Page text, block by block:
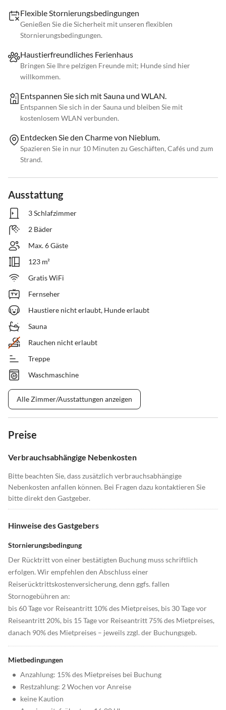
Flexible Stornierungsbedingungen
Genießen Sie die Sicherheit mit unseren flexiblen
Stornierungsbedingungen.
Haustierfreundliches Ferienhaus
Bringen Sie Ihre pelzigen Freunde mit; Hunde sind hier
willkommen.
Entspannen Sie sich mit Sauna und WLAN.
Entspannen Sie sich in der Sauna und bleiben Sie mit
kostenlosem WLAN verbunden.
Entdecken Sie den Charme von Nieblum.
Spazieren Sie in nur 10 Minuten zu Geschäften, Cafés und zum
Strand.
Ausstattung
3 Schlafzimmer
2 Bäder
Max. 6 Gäste
123 m²
Gratis WiFi
Fernseher
Haustiere nicht erlaubt, Hunde erlaubt
Sauna
Rauchen nicht erlaubt
Treppe
Waschmaschine
Alle Zimmer/Ausstattungen anzeigen
Preise
Verbrauchsabhängige Nebenkosten
Bitte beachten Sie, dass zusätzlich verbrauchsabhängige
Nebenkosten anfallen können. Bei Fragen dazu kontaktieren Sie
bitte direkt den Gastgeber.
Hinweise des Gastgebers
Stornierungsbedingung
Der Rücktritt von einer bestätigten Buchung muss schriftlich
erfolgen. Wir empfehlen den Abschluss einer
Reiserücktrittskostenversicherung, denn ggfs. fallen
Stornogebühren an:
bis 60 Tage vor Reiseantritt 10% des Mietpreises, bis 30 Tage vor
Reiseantritt 20%, bis 15 Tage vor Reiseantritt 75% des Mietpreises,
danach 90% des Mietpreises – jeweils zzgl. der Buchungsgeb.
Mietbedingungen
• Anzahlung: 15% des Mietpreises bei Buchung
• Restzahlung: 2 Wochen vor Anreise
• keine Kaution